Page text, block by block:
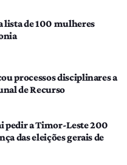
lista de 100 mulheres
processos disciplinares a
de Recurso
pedir a Timor-Leste 200
das eleições gerais de